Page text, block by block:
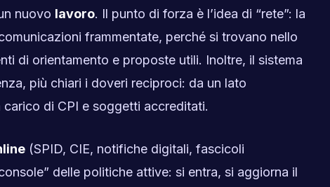
nuovo lavoro. Il punto di forza è l’idea di “rete”: la
frammentate, perché si trovano nello
di orientamento e proposte utili. Inoltre, il sistema
più chiari i doveri reciproci: da un lato
carico di CPI e soggetti accreditati.
(SPID, CIE, notifiche digitali, fascicoli
delle politiche attive: si entra, si aggiorna il